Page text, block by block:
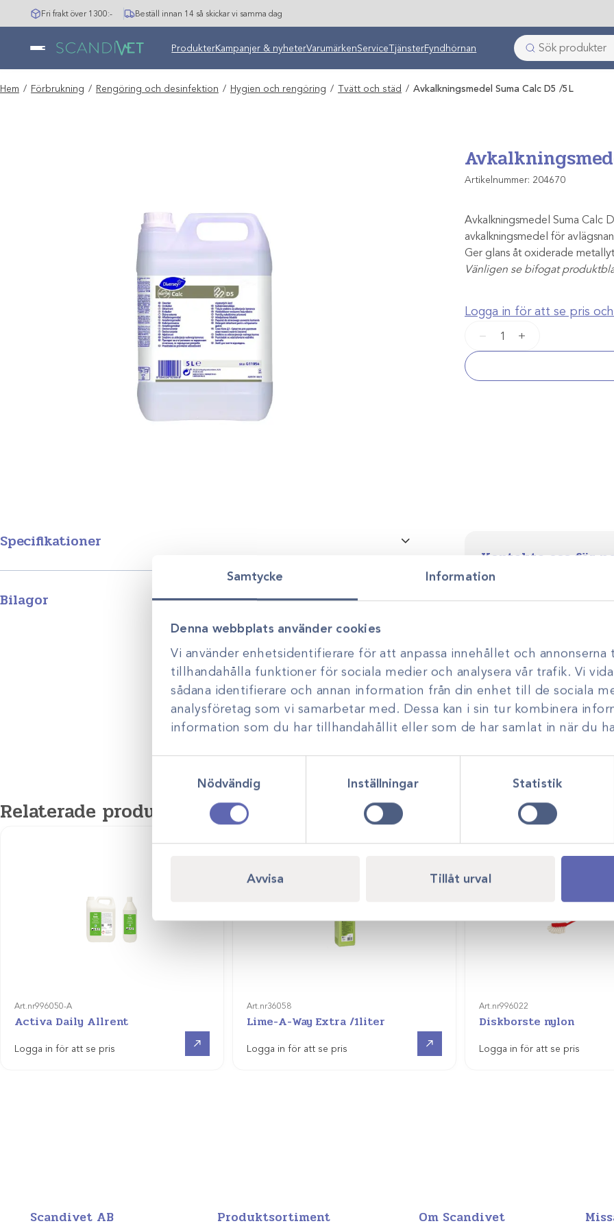
Samtycke Information
Denna webbplats använder cookies
Vi använder enhetsidentifierare för att anpassa innehållet och annonserna
tillhandahålla funktioner för sociala medier och analysera vår trafik. Vi
sådana identifierare och annan information från din enhet till de sociala
analysföretag som vi samarbetar med. Dessa kan i sin tur kombinera
information som du har tillhandahållit eller som de har samlat in när du
Nödvändig
Inställningar Statistik
Avvisa Tillåt urval
Hoppa
till
Fri frakt över 1300:- Beställ innan 14 så skickar vi samma dag
Undermeny stängd: Varumärken
ProdukterKampanjer & nyheterVarumärkenServiceTjänsterFyndhörnan
Hem / Förbrukning / Rengöring och desinfektion / Hygien och rengöring / Tvätt och städ / Avkalkningsmedel Suma Calc D5 /5L
Artikelnummer: 204670
Avkalkningsmedel Suma Calc
avkalkningsmedel för
Ger glans åt oxiderade
Vänligen se bifogat
Logga in för att se pris
Avkalkningsmedel
Calc
D5
+
Specifikationer
Bilagor
Kontakta oss för
Vi stöttar dig i allt från
smarta, hållbara lösningar
Relaterade produkter
Art.nr996050-A
Activa Daily Allrent
Logga in för att se pris
Art.nr36058
Lime-A-Way Extra /1liter
Logga in för att se pris
Art.nr996022
Diskborste nylon
Logga in för att se pris
Scandivet AB Produktsortiment Om Scandivet